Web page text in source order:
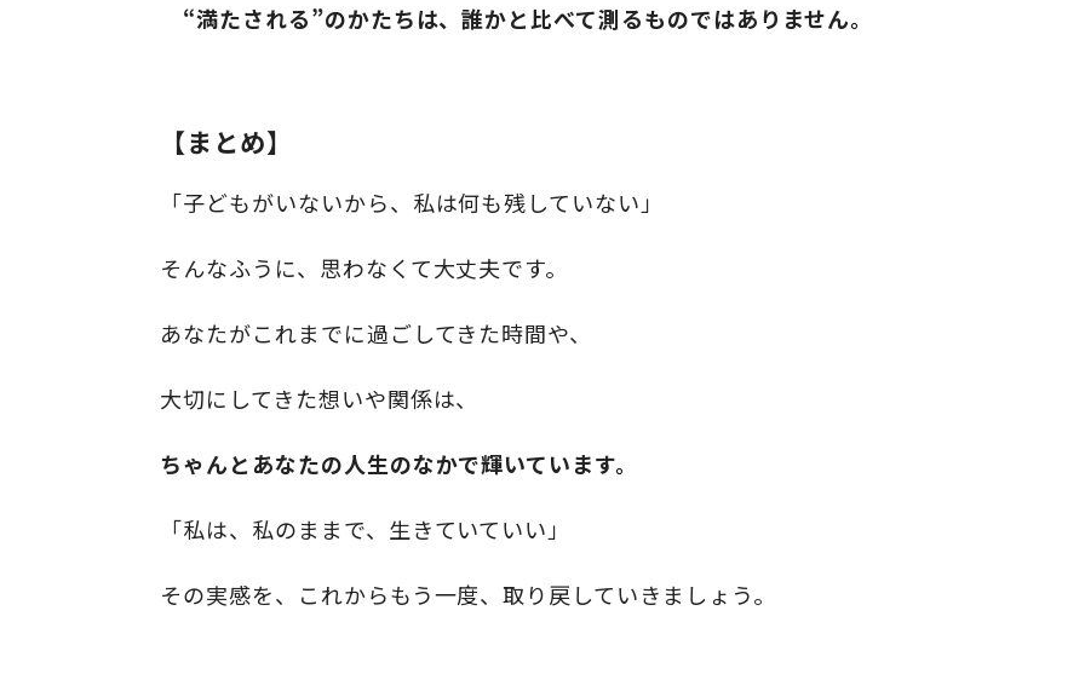
“満たされる”のかたちは、誰かと比べて測るものではありません。
【まとめ】
「子どもがいないから、私は何も残していない」
そんなふうに、思わなくて大丈夫です。
あなたがこれまでに過ごしてきた時間や、
大切にしてきた想いや関係は、
ちゃんとあなたの人生のなかで輝いています。
「私は、私のままで、生きていていい」
その実感を、これからもう一度、取り戻していきましょう。